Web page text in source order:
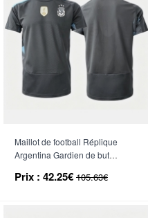
Maillot de football Réplique
Argentina Gardien de but
Courte
Prix : 42.25€ 105.63€